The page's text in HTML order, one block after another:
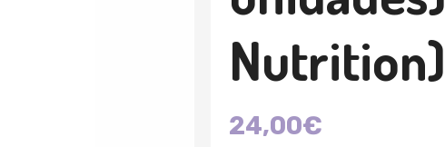
Nutrition)
24,00€